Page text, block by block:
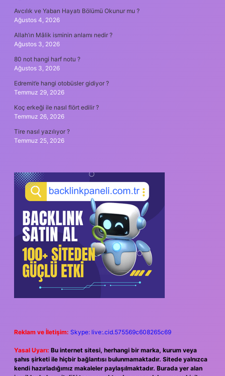
Avcılık ve Yaban Hayatı Bölümü Okunur mu ?
Ağustos 4, 2026
Allah’ın Mâlik isminin anlamı nedir ?
Ağustos 3, 2026
80 not hangi harf notu ?
Ağustos 3, 2026
Edremit’e hangi otobüsler gidiyor ?
Temmuz 29, 2026
Koç erkeği ile nasıl flört edilir ?
Temmuz 26, 2026
Tire nasıl yazılıyor ?
Temmuz 25, 2026
Reklam ve İletişim: Skype: live:.cid.575569c608265c69
Yasal Uyarı: Bu internet sitesi, herhangi bir marka, kurum veya
şahıs şirketi ile hiçbir bağlantısı bulunmamaktadır. Sitede yalnızca
kendi hazırladığımız makaleler paylaşılmaktadır. Burada yer alan